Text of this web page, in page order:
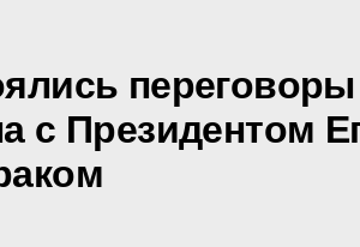
с Президентом